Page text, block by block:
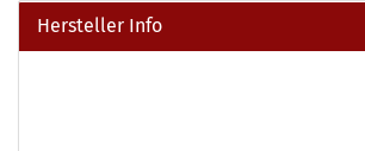
Hersteller Info